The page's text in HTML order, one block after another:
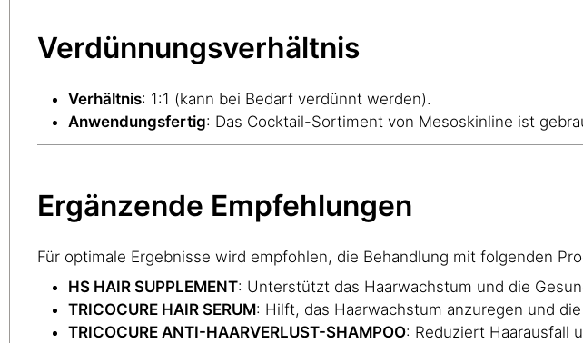
Verdünnungsverhältnis
Verhältnis: 1:1 (kann bei Bedarf verdünnt werden).
Anwendungsfertig: Das Cocktail-Sortiment von Mesoskinline ist
Ergänzende Empfehlungen
Für optimale Ergebnisse wird empfohlen, die Behandlung mit folgenden
HS HAIR SUPPLEMENT: Unterstützt das Haarwachstum und die
TRICOCURE HAIR SERUM: Hilft, das Haarwachstum anzuregen und
TRICOCURE ANTI-HAARVERLUST-SHAMPOO: Reduziert Haarausfall